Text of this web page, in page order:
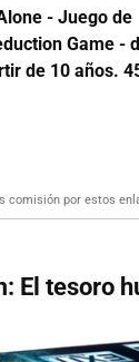
- Juego de
Game -
de 10 años.
comisión por estos
El tesoro